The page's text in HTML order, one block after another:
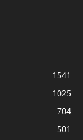
1541
1025
704
501